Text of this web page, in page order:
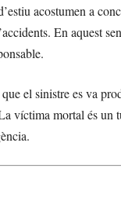
acostumen a
En aquest
el sinistre es va
víctima mortal és